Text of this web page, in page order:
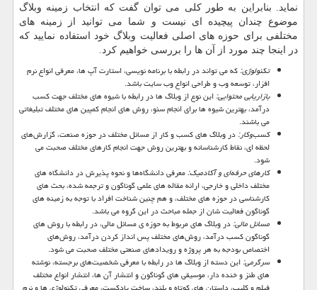
نماید. بنابراین به طور کلی می توان گفت که انتخاب زمینه وبلاگ
موضوع چندان پیچیده ای نیست و شما می توانید از زمینه های
مختلفی برای حوزه های اصلی فعالیت وبلاگ خود استفاده نمایید که
در اینجا چند مورد از آن ها را بررسی خواهیم کرد.
تکنولوژی:که می تواند در رابطه با برنامه نویسی، استارت آپ ها، معرفی انواع نرم
افزار، توسعه وب و طراحی انواع وب سایت باشد.
بازاریابی محتوایی:این نوع از وبلاگ ها در رابطه با شیوه های مختلف جهت کسب
درآمد، بهترین شیوه ها برای انجام سئو، روش های انجام کمپین های مختلف تبلیغاتی
می باشند.
کسب‌وکار:در وبلاگ های کسب و کار از مسائل مختلف در حوزه صنعت، گزارش‌های
لحظه ای، نقاط کارشناسانه و بهترین روش جهت انجام کارهای مختلف صحبت می
شود.
کارهای حرفه‌ای و آکادمیک:معرفی دانشگاه‌ها و نحوه پذیرش در دانشگاه های
مختلف داخلی و خارجی، ارائه مقاله های علمی گوناگون و ترجمه شده، بحث های
کارشناسی در حوزه های مختلف، و هم چنین شناخت افراد با توجه به زمینه های
گوناگون فعالیت شان از جمله مباحث در این گروه می باشد.
مسائل مالی:در وبلاگ های مربوط به حوزه ی مسائل مالی، در رابطه با روش های
گوناگون کسب درآمد، روش‌های مختلف پس انداز کردن درآمد، روش‌های
اختصاص بودجه به هر پروژه و رویدادهای صنعتی مختلف صحبت می شود.
سرگرمی:این دسته از وبلاگ ها در رابطه با معرفی شخصیت‌های برجسته، نوشته
های طنز و خنده دار، موسیقی های گوناگون و انتشار آن ها، انتشار انواع مختلف